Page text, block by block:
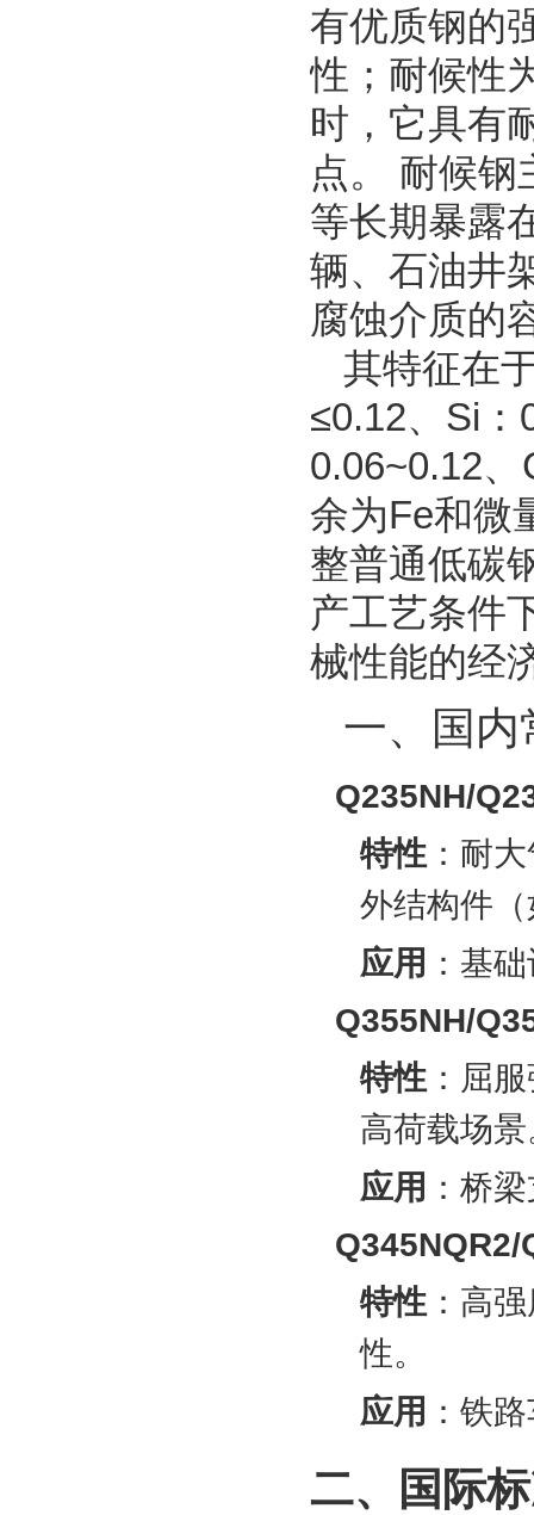
有优质钢的
性；耐候性
时，它具有
点。 耐候
等长期暴露
辆、石油井
腐蚀介质的
其特征在
≤0.12、Si：
0.06~0.12
余为Fe和微
整普通低碳
产工艺条件
械性能的经
一、国内
Q235NH/
特性 ：耐
外结构件
应用 ：基
Q355NH/
特性 ：屈
高荷载场
应用 ：桥
Q345NQR2/
特性 ：高
性‌。
应用 ：铁
二、国际